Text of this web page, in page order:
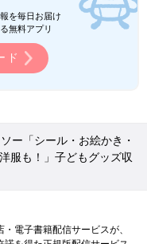
を毎日お届け
無料アプリ
ド
ー「シール・お絵かき・
服も！」子どもグッズ収
電子書籍配信サービスが、